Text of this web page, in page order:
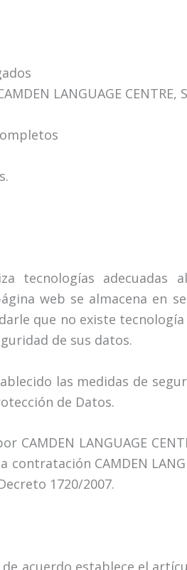
LANGUAGE
tecnologías
web se almacena en
que no existe
de sus datos.
las medidas de
de Datos.
CAMDEN LANGUAGE
CAMDEN
1720/2007.
de acuerdo establece el